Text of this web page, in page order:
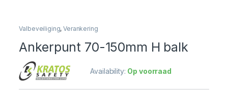
Valbeveiliging,Verankering
Ankerpunt 70-150mm H balk
Availability: Op voorraad